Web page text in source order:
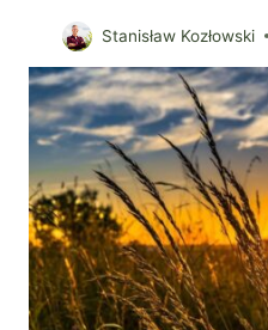
Stanisław Kozłowski